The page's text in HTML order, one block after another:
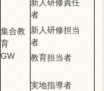
集合教
育
GW
新人研修責任
者
新人研修担当
者
教育担当者
実地指導者